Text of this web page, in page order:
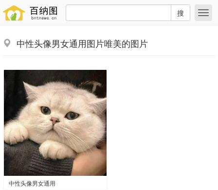
搜
中性头像男女通用图片唯美的图片
中性头像男女通用